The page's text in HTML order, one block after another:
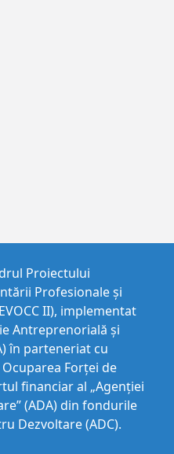
Proiectului
Profesionale și
II), implementat
Antreprenorială şi
în parteneriat cu
Forței de
financiar al „Agenției
(ADA) din fondurile
Dezvoltare (ADC).